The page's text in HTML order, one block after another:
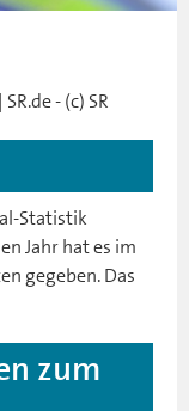
- (c) SR
Statistik
Jahr hat es im
gegeben. Das
zum